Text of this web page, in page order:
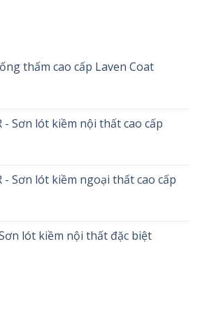
thấm cao cấp Laven Coat
- Sơn lót kiềm nội thất cao cấp
- Sơn lót kiềm ngoại thất cao cấp
Sơn lót kiềm nội thất đặc biệt